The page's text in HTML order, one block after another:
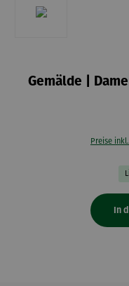
Gemälde |
Preise
In